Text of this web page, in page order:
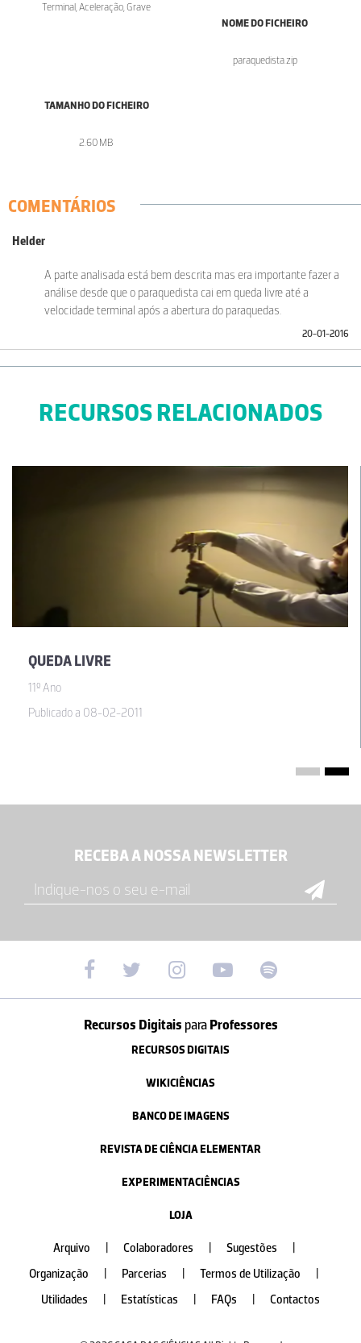
Terminal, Aceleração, Grave
NOME DO FICHEIRO
paraquedista.zip
TAMANHO DO FICHEIRO
2.60 MB
COMENTÁRIOS
Helder
A parte analisada está bem descrita mas era importante fazer a
análise desde que o paraquedista cai em queda livre até a
velocidade terminal após a abertura do paraquedas.
20-01-2016
RECURSOS RELACIONADOS
QUEDA LIVRE
11º Ano
Publicado a 08-02-2011
RECEBA A NOSSA NEWSLETTER
Recursos Digitais paraProfessores
RECURSOS DIGITAIS
WIKICIÊNCIAS
BANCO DE IMAGENS
REVISTA DE CIÊNCIA ELEMENTAR
EXPERIMENTACIÊNCIAS
LOJA
Arquivo Colaboradores Sugestões
Organização
Parcerias Termos de Utilização
Utilidades
Estatísticas FAQs Contactos